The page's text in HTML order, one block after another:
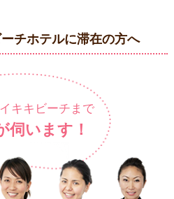
チホテルに滞在の方へ
キキビーチまで
伺います！